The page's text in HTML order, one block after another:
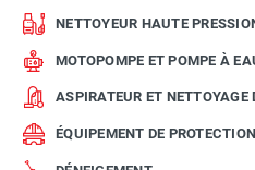
NETTOYEUR HAUTE
MOTOPOMPE ET POMPE À
ASPIRATEUR ET NETTOYAGE
ÉQUIPEMENT DE